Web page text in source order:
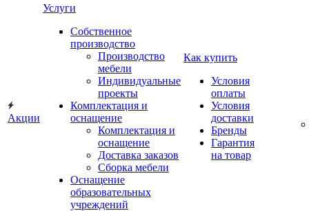
Акции
Услуги
Собственное
производство
Производство
мебели
Индивидуальные
проекты
Комплектация и
оснащение
Комплектация и
оснащение
Доставка заказов
Сборка мебели
Оснащение
образовательных
учреждений
Как купить
Условия
оплаты
Условия
доставки
Бренды
Гарантия
на товар